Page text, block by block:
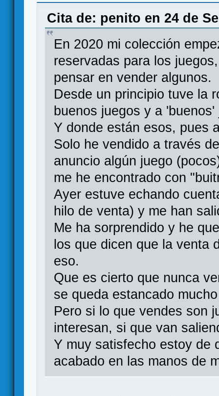
Cita de: penito en 24 de
En 2020 mi colección
reservadas para los
pensar en vender algunos.
Desde un principio tuve la
buenos juegos y a
Y donde están esos, pues
Solo he vendido a través
anuncio algún juego
me he encontrado con
Ayer estuve echando
hilo de venta) y me han
Me ha sorprendido y he
los que dicen que la venta
eso.
Que es cierto que nunca
se queda estancado
Pero si lo que vendes son
interesan, si que van
Y muy satisfecho estoy de
acabado en las manos de